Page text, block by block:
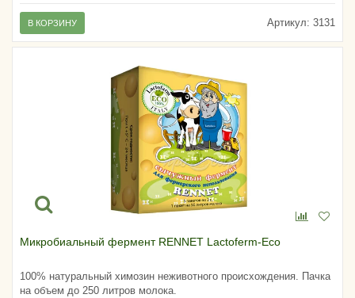
Артикул: 3131
В КОРЗИНУ
Микробиальный фермент RENNET Lactoferm-Eco
100% натуральный химозин неживотного происхождения. Пачка
на объем до 250 литров молока.